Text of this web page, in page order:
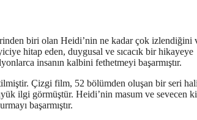
biri olan Heidi’nin ne kadar çok izlendiğini
hitap eden, duygusal ve sıcacık bir hikayeye
insanın kalbini fethetmeyi başarmıştır.
Çizgi film, 52 bölümden oluşan bir seri
ilgi görmüştür. Heidi’nin masum ve sevecen
başarmıştır.